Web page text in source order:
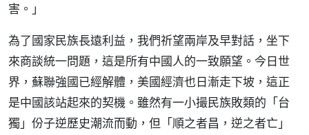
害。」
為了國家民族長遠利益，我們祈望兩岸及早對話，坐下
來商談統一問題，這是所有中國人的一致願望。今日世
界，蘇聯強國已經解體，美國經濟也日漸走下坡，這正
是中國該站起來的契機。雖然有一小撮民族敗類的「台
獨」份子逆歷史潮流而動，但「順之者昌，逆之者亡」